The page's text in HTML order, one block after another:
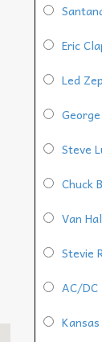
Eric
Led
Steve
Chuck
Van
Stevie
AC/